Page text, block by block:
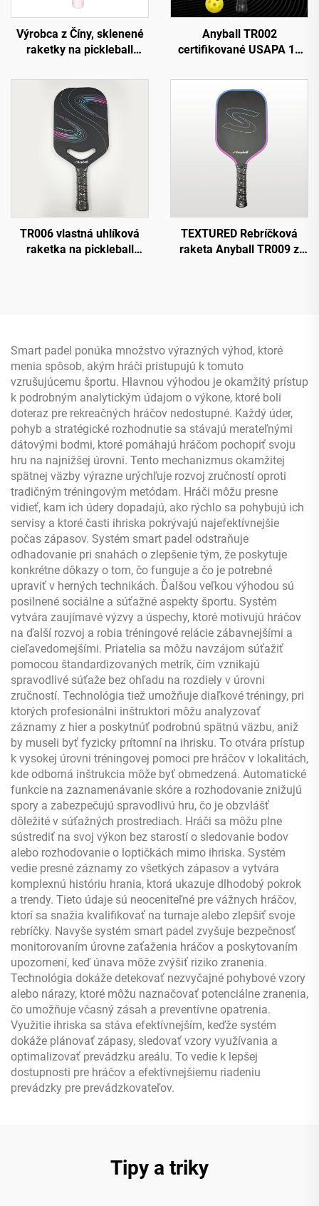
Výrobca z Číny, sklenené
raketky na pickleball
dispozícii OEM
Anyball TR002
certifikované USAPA 16
raketka na padel raketka
na pickleball vysokej
trvanlivosti nástroj na
tréning a zábavu
TR006 vlastná uhlíková
raketka na pickleball
TEXTURED Rebríčková
raketa Anyball TR009 z
Smart padel ponúka množstvo výrazných výhod, ktoré
menia spôsob, akým hráči pristupujú k tomuto
vzrušujúcemu športu. Hlavnou výhodou je okamžitý prístup
k podrobným analytickým údajom o výkone, ktoré boli
doteraz pre rekreačných hráčov nedostupné. Každý úder,
pohyb a stratégické rozhodnutie sa stávajú merateľnými
dátovými bodmi, ktoré pomáhajú hráčom pochopiť svoju
hru na najnižšej úrovni. Tento mechanizmus okamžitej
spätnej väzby výrazne urýchľuje rozvoj zručností oproti
tradičným tréningovým metódam. Hráči môžu presne
vidieť, kam ich údery dopadajú, ako rýchlo sa pohybujú ich
servisy a ktoré časti ihriska pokrývajú najefektívnejšie
počas zápasov. Systém smart padel odstraňuje
odhadovanie pri snahách o zlepšenie tým, že poskytuje
konkrétne dôkazy o tom, čo funguje a čo je potrebné
upraviť v herných technikách. Ďalšou veľkou výhodou sú
posilnené sociálne a súťažné aspekty športu. Systém
vytvára zaujímavé výzvy a úspechy, ktoré motivujú hráčov
na ďalší rozvoj a robia tréningové relácie zábavnejšími a
cieľavedomejšími. Priatelia sa môžu navzájom súťažiť
pomocou štandardizovaných metrík, čím vznikajú
spravodlivé súťaže bez ohľadu na rozdiely v úrovni
zručností. Technológia tiež umožňuje diaľkové tréningy, pri
ktorých profesionálni inštruktori môžu analyzovať
záznamy z hier a poskytnúť podrobnú spätnú väzbu, aniž
by museli byť fyzicky prítomní na ihrisku. To otvára prístup
k vysokej úrovni tréningovej pomoci pre hráčov v lokalitách,
kde odborná inštrukcia môže byť obmedzená. Automatické
funkcie na zaznamenávanie skóre a rozhodovanie znižujú
spory a zabezpečujú spravodlivú hru, čo je obzvlášť
dôležité v súťažných prostrediach. Hráči sa môžu plne
sústrediť na svoj výkon bez starostí o sledovanie bodov
alebo rozhodovanie o loptičkách mimo ihriska. Systém
vedie presné záznamy zo všetkých zápasov a vytvára
komplexnú históriu hrania, ktorá ukazuje dlhodobý pokrok
a trendy. Tieto údaje sú neoceniteľné pre vážnych hráčov,
ktorí sa snažia kvalifikovať na turnaje alebo zlepšiť svoje
rebríčky. Navyše systém smart padel zvyšuje bezpečnosť
monitorovaním úrovne zaťaženia hráčov a poskytovaním
upozornení, keď únava môže zvýšiť riziko zranenia.
Technológia dokáže detekovať nezvyčajné pohybové vzory
alebo nárazy, ktoré môžu naznačovať potenciálne zranenia,
čo umožňuje včasný zásah a preventívne opatrenia.
Využitie ihriska sa stáva efektívnejším, keďže systém
dokáže plánovať zápasy, sledovať vzory využívania a
optimalizovať prevádzku areálu. To vedie k lepšej
dostupnosti pre hráčov a efektívnejšiemu riadeniu
prevádzky pre prevádzkovateľov.
Tipy a triky